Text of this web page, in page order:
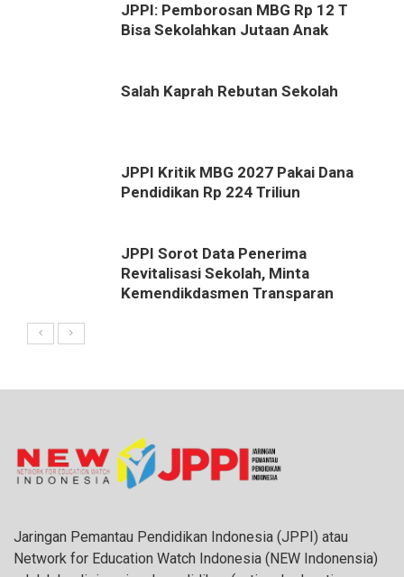
JPPI: Pemborosan MBG Rp 12 T
Bisa Sekolahkan Jutaan Anak
Salah Kaprah Rebutan Sekolah
JPPI Kritik MBG 2027 Pakai Dana
Pendidikan Rp 224 Triliun
JPPI Sorot Data Penerima
Revitalisasi Sekolah, Minta
Kemendikdasmen Transparan
Jaringan Pemantau Pendidikan Indonesia (JPPI) atau
Network for Education Watch Indonesia (NEW Indonensia)